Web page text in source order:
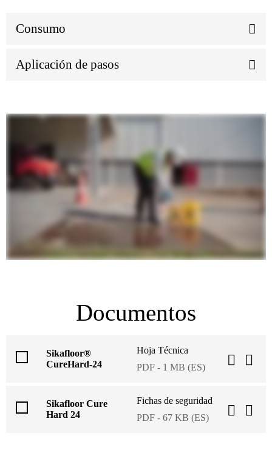
Consumo
Aplicación de pasos
Documentos
Sikafloor®
CureHard-24
Hoja Técnica
PDF - 1 MB (ES)
Sikafloor Cure
Hard 24
Fichas de seguridad
PDF - 67 KB (ES)